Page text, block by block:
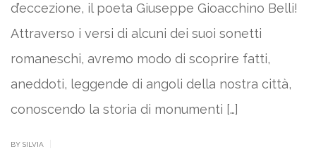
d’eccezione, il poeta Giuseppe Gioacchino Belli!
Attraverso i versi di alcuni dei suoi sonetti
romaneschi, avremo modo di scoprire fatti,
aneddoti, leggende di angoli della nostra città,
conoscendo la storia di monumenti […]
BY SILVIA